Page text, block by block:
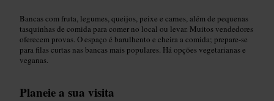
Bancas com fruta, legumes, queijos, peixe e carnes, além de pequenas
tasquinhas de comida para comer no local ou levar. Muitos vendedores
oferecem provas. O espaço é barulhento e cheira a comida; prepare-se
para filas curtas nas bancas mais populares. Há opções vegetarianas e
veganas.
Planeie a sua visita